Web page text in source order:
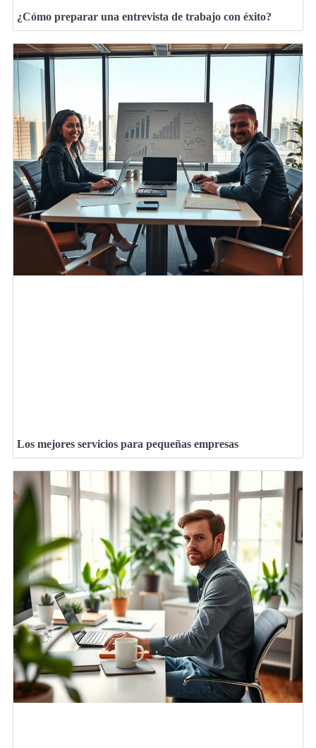
¿Cómo preparar una entrevista de trabajo con éxito?
Los mejores servicios para pequeñas empresas